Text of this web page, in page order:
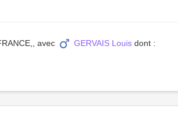
avec GERVAIS Louis dont :